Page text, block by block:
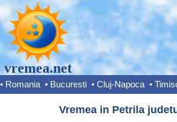
vremea.net
• Romania • Bucuresti • Cluj-Napoca •
Vremea in Petrila